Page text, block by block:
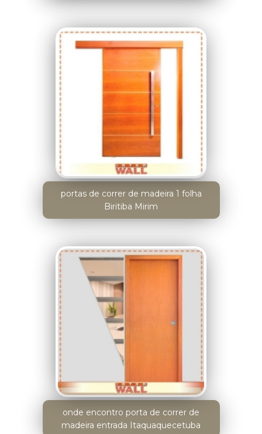
portas de correr de madeira 1 folha
Biritiba Mirim
onde encontro porta de correr de
madeira entrada Itaquaquecetuba